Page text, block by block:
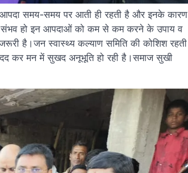
समय-समय पर आती ही रहती है और इनके कारण
संभव हो इन आपदाओं को कम से कम करने के उपाय व
है।जन स्वास्थ्य कल्याण समिति की कोशिश रहती
कर मन में सुखद अनूभूति हो रही है।समाज सुखी